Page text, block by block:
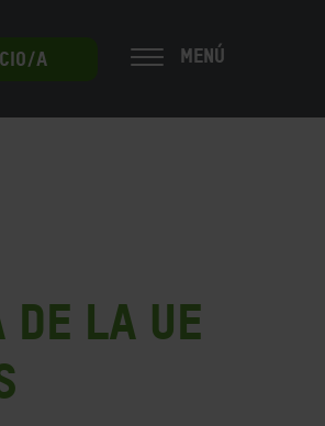
A MENÚ
la UE